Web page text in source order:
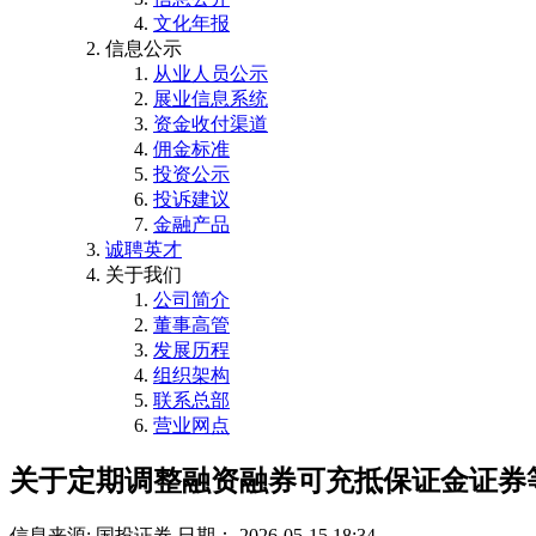
文化年报
信息公示
从业人员公示
展业信息系统
资金收付渠道
佣金标准
投资公示
投诉建议
金融产品
诚聘英才
关于我们
公司简介
董事高管
发展历程
组织架构
联系总部
营业网点
关于定期调整融资融券可充抵保证金证券